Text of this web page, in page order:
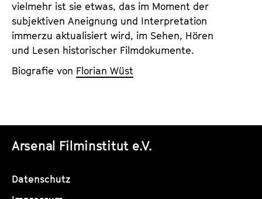
vielmehr ist sie etwas, das im Moment der
subjektiven Aneignung und Interpretation
immerzu aktualisiert wird, im Sehen, Hören
und Lesen historischer Filmdokumente.
Biografie von Florian Wüst
Arsenal Filminstitut e.V.
Datenschutz